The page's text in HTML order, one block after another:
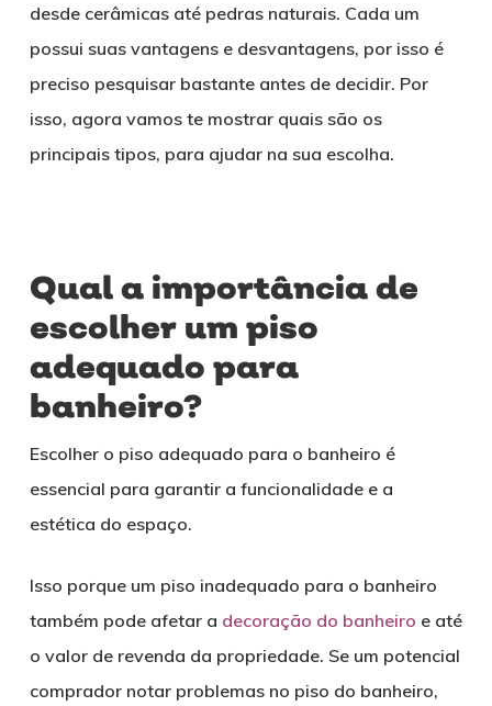
desde cerâmicas até pedras naturais. Cada um
possui suas vantagens e desvantagens, por isso é
preciso pesquisar bastante antes de decidir. Por
isso, agora vamos te mostrar quais são os
principais tipos, para ajudar na sua escolha.
Qual a importância de
escolher um piso
adequado para
banheiro?
Escolher o piso adequado para o banheiro é
essencial para garantir a funcionalidade e a
estética do espaço.
Isso porque um piso inadequado para o banheiro
também pode afetar a decoração do banheiro e até
o valor de revenda da propriedade. Se um potencial
comprador notar problemas no piso do banheiro,